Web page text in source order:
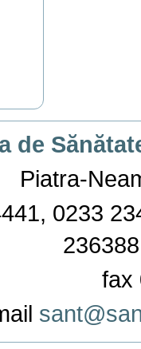
de
Piatra-
0233
fax